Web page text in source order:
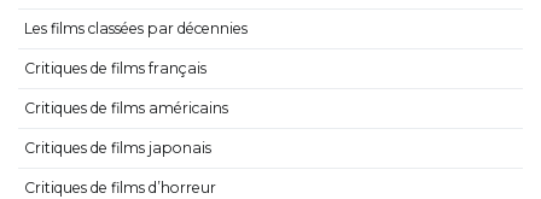
Les films classées par décennies
Critiques de films français
Critiques de films américains
Critiques de films japonais
Critiques de films d’horreur